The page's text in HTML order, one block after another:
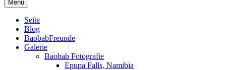
Menü
Primäres
Menü
Seite
Blog
BaobabFreunde
Galerie
Baobab Fotografie
Epupa Falls, Namibia